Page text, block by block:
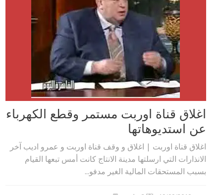
اغلاق قناة اوربت مستمر وقطع الكهرباء
عن استديوهاتها
اغلاق قناة اوربت | اغلاق و وقف قناة اوربت و عمرو اديب آخر
الانذارات التي ارسلتها مدينة الانتاج كانت أمس تبعها القيام
بسبب المستحقات المالية الغير مدفو...